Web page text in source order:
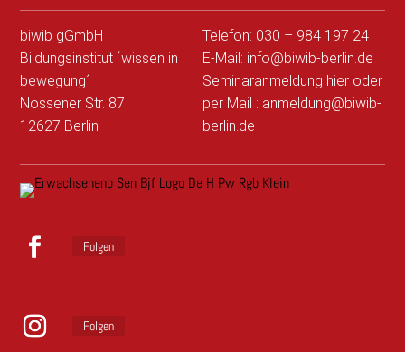
biwib gGmbH
Bildungsinstitut ´wissen in
bewegung´
Nossener Str. 87
12627 Berlin
Telefon: 030 – 984 197 24
E-Mail: info@biwib-berlin.de
Seminaranmeldung hier oder
per Mail : anmeldung@biwib-
berlin.de
c
e
Folgen
Folgen